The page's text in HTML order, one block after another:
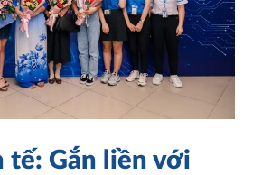
tế: Gắn liền với